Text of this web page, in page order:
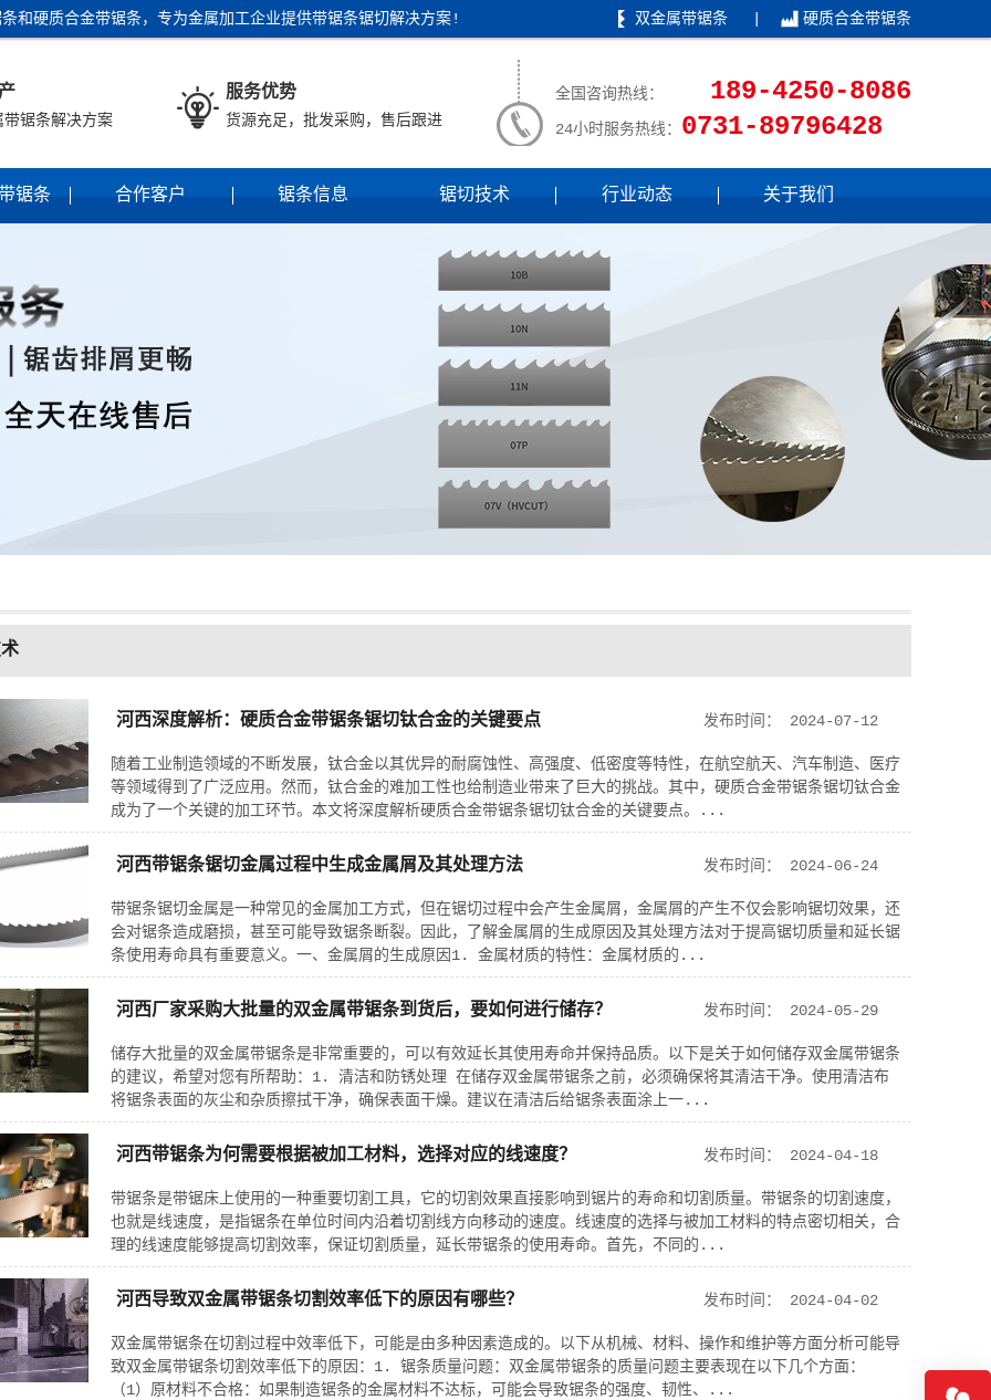
和硬质合金带锯条，专为金属加工企业提供带锯条锯切解决方案! 双金属带锯条 硬质合金带锯条
带锯条解决方案  服务优势
货源充足，批发采购，售后跟进
全国咨询热线： 189-4250-8086
24小时服务热线： 0731-89796428
锯条 合作客户 锯条信息 锯切技术 行业动态 关于我们
发布时间： 2024-07-12
河西深度解析：硬质合金带锯条锯切钛合金的关键要点
随着工业制造领域的不断发展，钛合金以其优异的耐腐蚀性、高强度、低密度等特性，在航空航天、汽车制造、医疗
等领域得到了广泛应用。然而，钛合金的难加工性也给制造业带来了巨大的挑战。其中，硬质合金带锯条锯切钛合金
成为了一个关键的加工环节。本文将深度解析硬质合金带锯条锯切钛合金的关键要点。...
发布时间： 2024-06-24
河西带锯条锯切金属过程中生成金属屑及其处理方法
带锯条锯切金属是一种常见的金属加工方式，但在锯切过程中会产生金属屑，金属屑的产生不仅会影响锯切效果，还
会对锯条造成磨损，甚至可能导致锯条断裂。因此，了解金属屑的生成原因及其处理方法对于提高锯切质量和延长锯
条使用寿命具有重要意义。一、金属屑的生成原因1. 金属材质的特性：金属材质的...
发布时间： 2024-05-29
河西厂家采购大批量的双金属带锯条到货后，要如何进行储存？
储存大批量的双金属带锯条是非常重要的，可以有效延长其使用寿命并保持品质。以下是关于如何储存双金属带锯条
的建议，希望对您有所帮助：1. 清洁和防锈处理 在储存双金属带锯条之前，必须确保将其清洁干净。使用清洁布
将锯条表面的灰尘和杂质擦拭干净，确保表面干燥。建议在清洁后给锯条表面涂上一...
发布时间： 2024-04-18
河西带锯条为何需要根据被加工材料，选择对应的线速度？
带锯条是带锯床上使用的一种重要切割工具，它的切割效果直接影响到锯片的寿命和切割质量。带锯条的切割速度，
也就是线速度，是指锯条在单位时间内沿着切割线方向移动的速度。线速度的选择与被加工材料的特点密切相关，合
理的线速度能够提高切割效率，保证切割质量，延长带锯条的使用寿命。首先，不同的...
发布时间： 2024-04-02
河西导致双金属带锯条切割效率低下的原因有哪些？
双金属带锯条在切割过程中效率低下，可能是由多种因素造成的。以下从机械、材料、操作和维护等方面分析可能导
致双金属带锯条切割效率低下的原因：1. 锯条质量问题：双金属带锯条的质量问题主要表现在以下几个方面：
（1）原材料不合格：如果制造锯条的金属材料不达标，可能会导致锯条的强度、韧性、...